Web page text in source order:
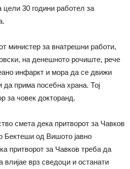
цели 30 години работел за
министер за внатрешни работи,
на денешното рочиште, рече
инфаркт и мора да се движи
да прима посебна храна. Тој
за човек докторанд.
смета дека притворот за Чавков
Бектеши од Вишото јавно
притворот за Чавков треба да
влијае врз сведоци и останати